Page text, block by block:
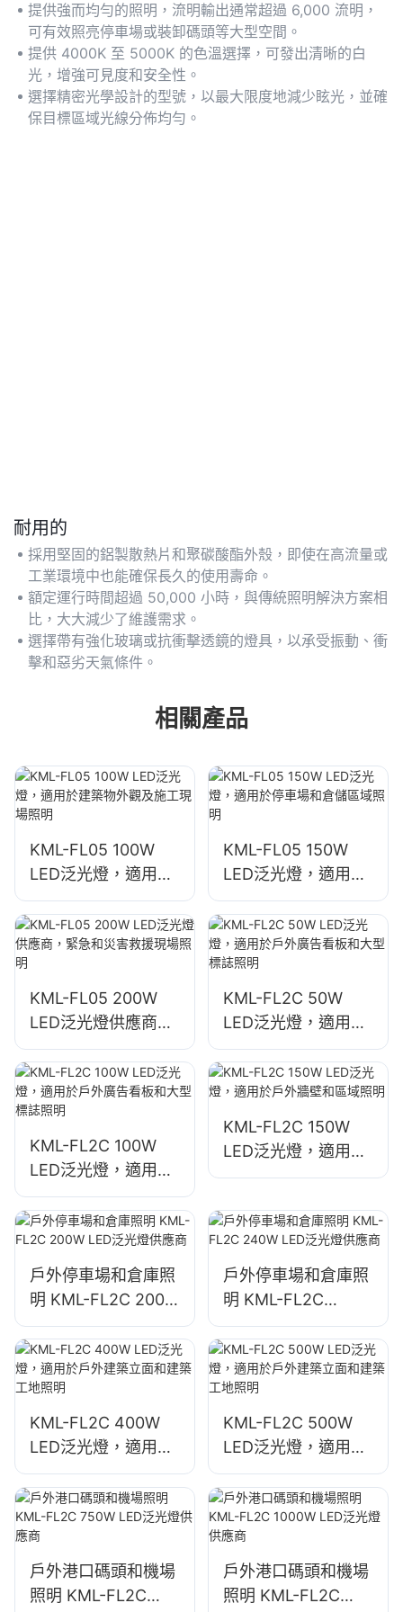
提供強而均勻的照明，流明輸出通常超過 6,000 流明，
可有效照亮停車場或裝卸碼頭等大型空間。
提供 4000K 至 5000K 的色溫選擇，可發出清晰的白
光，增強可見度和安全性。
選擇精密光學設計的型號，以最大限度地減少眩光，並確
保目標區域光線分佈均勻。
耐用的
採用堅固的鋁製散熱片和聚碳酸酯外殼，即使在高流量或
工業環境中也能確保長久的使用壽命。
額定運行時間超過 50,000 小時，與傳統照明解決方案相
比，大大減少了維護需求。
選擇帶有強化玻璃或抗衝擊透鏡的燈具，以承受振動、衝
擊和惡劣天氣條件。
相關產品
KML-FL05 100W
LED泛光燈，適用於
建築物外觀及施工現
場照明
KML-FL05 150W
LED泛光燈，適用於
停車場和倉儲區域照
明
KML-FL05 200W
LED泛光燈供應商，
緊急和災害救援現場
照明
KML-FL2C 50W
LED泛光燈，適用於
戶外廣告看板和大型
標誌照明
KML-FL2C 100W
LED泛光燈，適用於
戶外廣告看板和大型
標誌照明
KML-FL2C 150W
LED泛光燈，適用於
戶外牆壁和區域照明
戶外停車場和倉庫照
明 KML-FL2C 200W
LED泛光燈供應商
戶外停車場和倉庫照
明 KML-FL2C
240W LED泛光燈供
應商
KML-FL2C 400W
LED泛光燈，適用於
戶外建築立面和建築
工地照明
KML-FL2C 500W
LED泛光燈，適用於
戶外建築立面和建築
工地照明
戶外港口碼頭和機場
照明 KML-FL2C
戶外港口碼頭和機場
照明 KML-FL2C